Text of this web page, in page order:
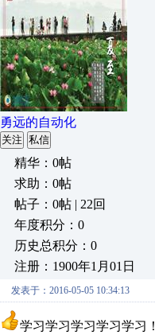
勇远的自动化
关注 私信
精华：0帖
求助：0帖
帖子：0帖 | 22回
年度积分：0
历史总积分：0
注册：1900年1月01日
发表于：2016-05-05 10:34:13
学习学习学习学习学习！